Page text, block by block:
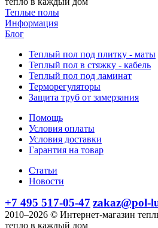
Теплые полы
Информация
Блог
Теплый пол под плитку - маты
Теплый пол в стяжку - кабель
Теплый пол под ламинат
Терморегуляторы
Защита труб от замерзания
Помощь
Условия оплаты
Условия доставки
Гарантия на товар
Статьи
Новости
+7 495 517-05-47 zakaz@pol-
2010–2026 © Интернет-магазин
тепло в каждый дом